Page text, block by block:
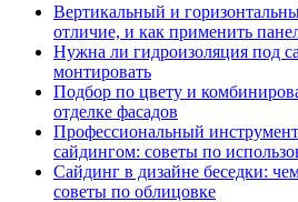
Вертикальный и
отличие, и как применить
Нужна ли гидроизоляция под
монтировать
Подбор по цвету и
отделке фасадов
Профессиональный
сайдингом: советы по
Сайдинг в дизайне беседки:
советы по облицовке